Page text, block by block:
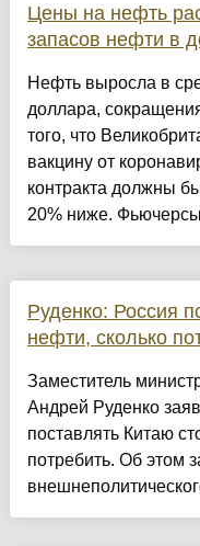
Цены на нефть
запасов нефти в
Нефть выросла в
доллара,
того, что
вакцину от
контракта должны
20% ниже.
Руденко: Россия
нефти, сколько
Заместитель
Андрей Руденко
поставлять Китаю
потребить. Об этом